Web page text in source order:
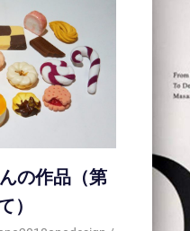
の作品（第
）